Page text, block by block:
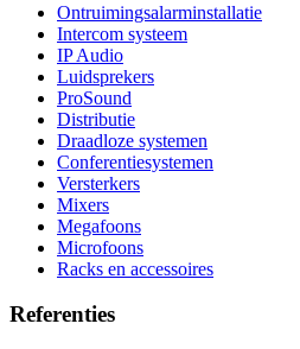
Ontruimingsalarminstallatie
Intercom systeem
IP Audio
Luidsprekers
ProSound
Distributie
Draadloze systemen
Conferentiesystemen
Versterkers
Mixers
Megafoons
Microfoons
Racks en accessoires
Referenties